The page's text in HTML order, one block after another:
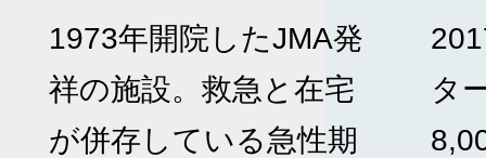
1973年開院したJMA発
祥の施設。救急と在宅
が併存している急性期
タ